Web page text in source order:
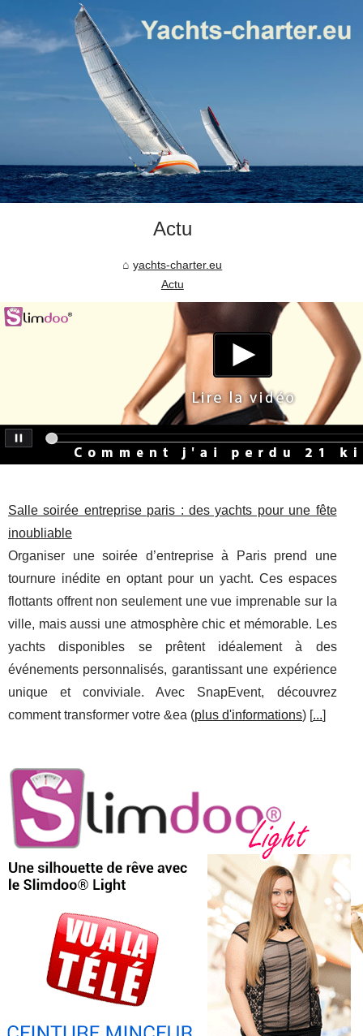
Actu
yachts-charter.eu
Actu
Salle soirée entreprise paris : des yachts pour une fête
inoubliable
Organiser une soirée d’entreprise à Paris prend une
tournure inédite en optant pour un yacht. Ces espaces
flottants offrent non seulement une vue imprenable sur la
ville, mais aussi une atmosphère chic et mémorable. Les
yachts disponibles se prêtent idéalement à des
événements personnalisés, garantissant une expérience
unique et conviviale. Avec SnapEvent, découvrez
comment transformer votre &ea (plus d'informations) [...]